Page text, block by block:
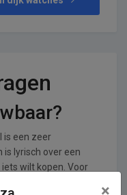
is een zeer
is lyrisch over een
wilt kopen. Voor
×